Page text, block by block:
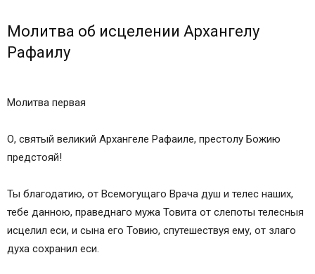
Молитва об исцелении Архангелу
Рафаилу
Молитва первая
О, святый великий Архангеле Рафаиле, престолу Божию
предстояй!
Ты благодатию, от Всемогущаго Врача душ и телес наших,
тебе данною, праведнаго мужа Товита от слепоты телесныя
исцелил еси, и сына его Товию, спутешествуя ему, от злаго
духа сохранил еси.